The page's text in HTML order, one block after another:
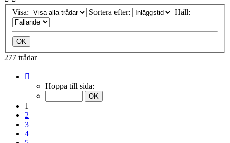
Visa: Sortera efter: Håll:
277 trådar
Hoppa till sida:
1
2
3
4